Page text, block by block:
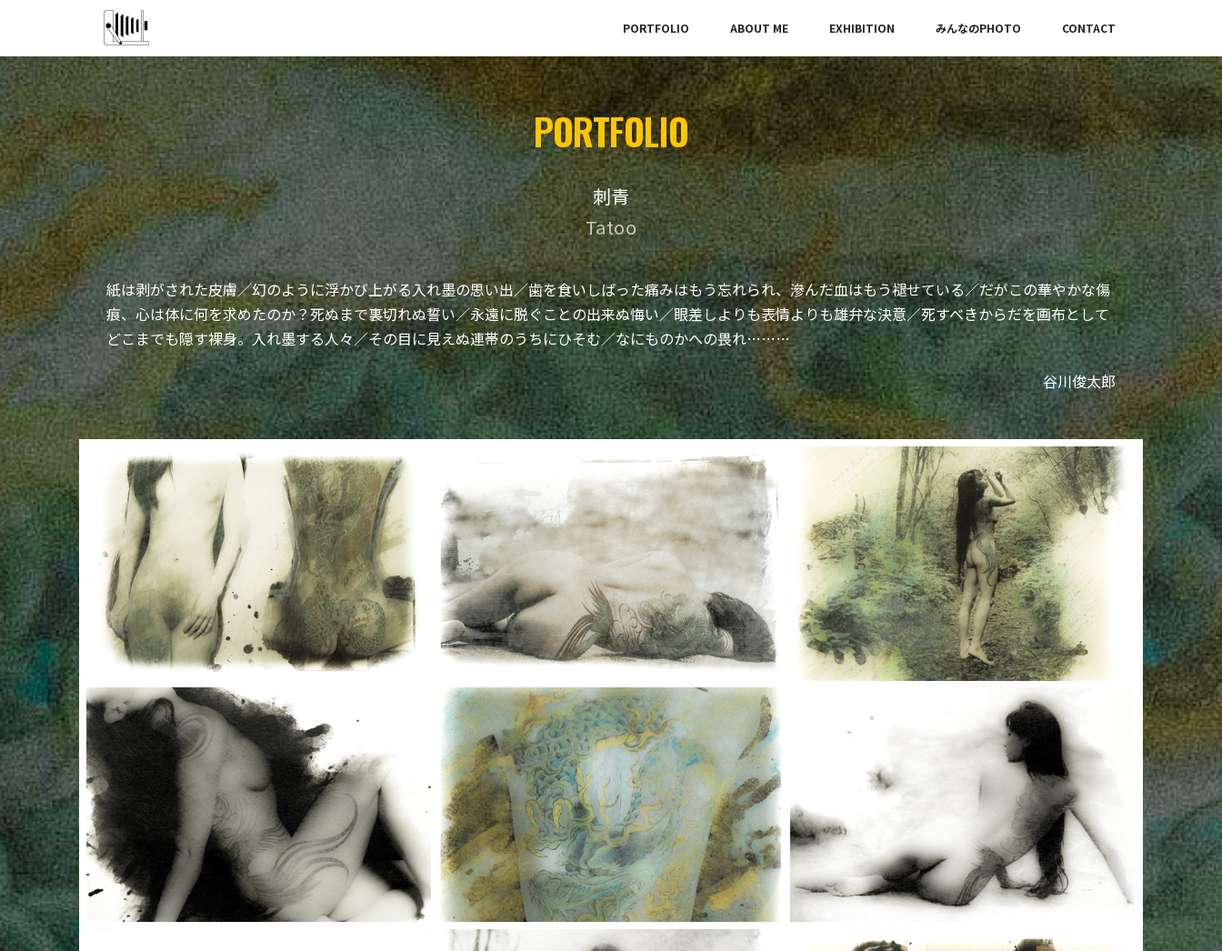
PORTFOLIO ABOUT ME EXHIBITION みんなのPHOTO CONTACT
PORTFOLIO
刺青
Tatoo
紙は剥がされた皮膚／幻のように浮かび上がる入れ墨の思い出／歯を食いしばった痛みはもう忘れられ、滲んだ血はもう褪せている／だがこの華やかな傷
痕、心は体に何を求めたのか？死ぬまで裏切れぬ誓い／永遠に脱ぐことの出来ぬ悔い／眼差しよりも表情よりも雄弁な決意／死すべきからだを画布として
どこまでも隠す裸身。入れ墨する人々／その目に見えぬ連帯のうちにひそむ／なにものかへの畏れ………
谷川俊太郎